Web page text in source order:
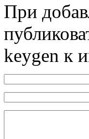
При
keygen к